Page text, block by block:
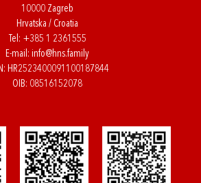
10000 Zagreb
Hrvatska / Croatia
Tel: +385 1 2361555
E-mail: info@hns.family
HR2523400091100187844
OIB: 08516152078